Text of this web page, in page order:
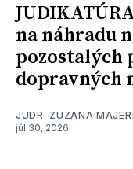
na náhradu
pozostalých
dopravných
JUDR. ZUZANA
júl 30, 2026